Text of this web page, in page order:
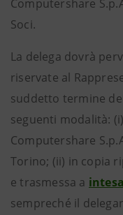
Computershare
Soci.
La delega dovrà
riservate al
suddetto termine
seguenti modalità:
Computershare
Torino; (ii) in copia
e trasmessa a
sempreché il